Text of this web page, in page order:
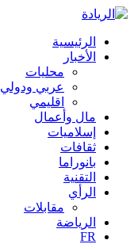
الرئيسية
الأخبار
محليات
عربي ودولي
اقليمي
مال وأعمال
إسلاميات
ثقافات
بانوراما
التقنية
الرأي
مقابلات
الرياضة
FR